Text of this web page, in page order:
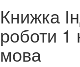
Книжка
роботи 1
мова